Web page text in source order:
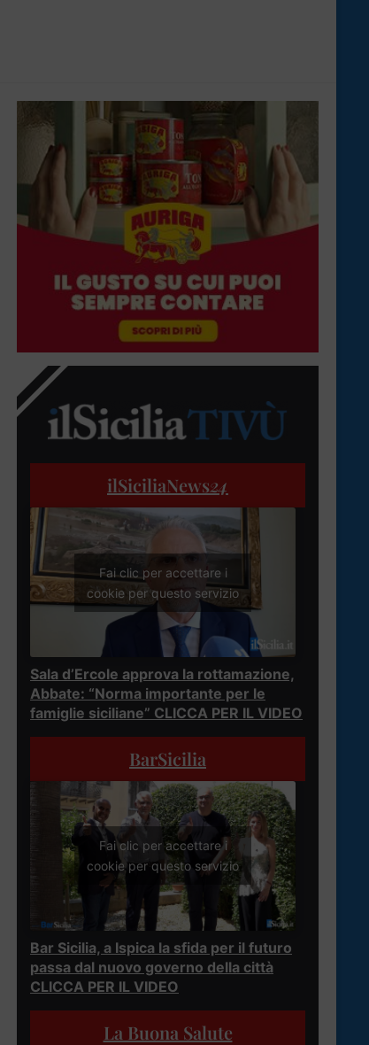
ilSiciliaNews24
Fai clic per accettare i
cookie per questo servizio
Sala d’Ercole approva la rottamazione,
Abbate: “Norma importante per le
famiglie siciliane” CLICCA PER IL VIDEO
BarSicilia
Fai clic per accettare i
cookie per questo servizio
Bar Sicilia, a Ispica la sfida per il futuro
passa dal nuovo governo della città
CLICCA PER IL VIDEO
La Buona Salute